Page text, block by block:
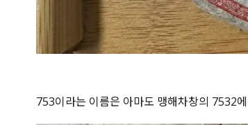
753이라는 이름은 아마도 맹해차창의 7532